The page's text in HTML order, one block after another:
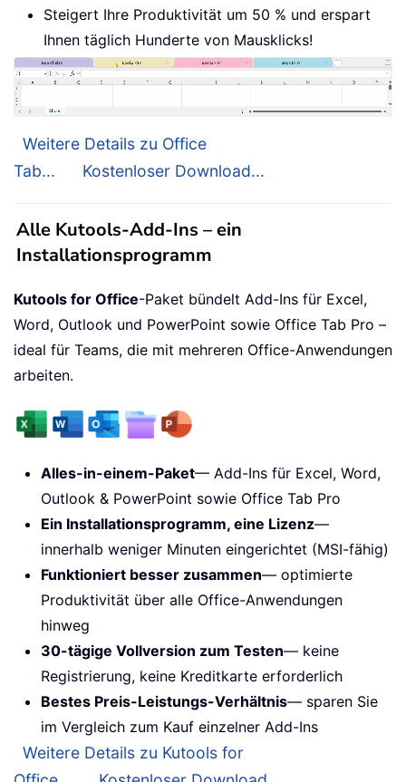
Steigert Ihre Produktivität um 50 % und erspart
Ihnen täglich Hunderte von Mausklicks!
Weitere Details zu Office
Tab...
Kostenloser Download...
Alle Kutools-Add-Ins – ein
Installationsprogramm
Kutools for Office-Paket bündelt Add-Ins für Excel,
Word, Outlook und PowerPoint sowie Office Tab Pro –
ideal für Teams, die mit mehreren Office-Anwendungen
arbeiten.
Alles-in-einem-Paket— Add-Ins für Excel, Word,
Outlook & PowerPoint sowie Office Tab Pro
Ein Installationsprogramm, eine Lizenz—
innerhalb weniger Minuten eingerichtet (MSI-fähig)
Funktioniert besser zusammen— optimierte
Produktivität über alle Office-Anwendungen
hinweg
30-tägige Vollversion zum Testen— keine
Registrierung, keine Kreditkarte erforderlich
Bestes Preis-Leistungs-Verhältnis— sparen Sie
im Vergleich zum Kauf einzelner Add-Ins
Weitere Details zu Kutools for